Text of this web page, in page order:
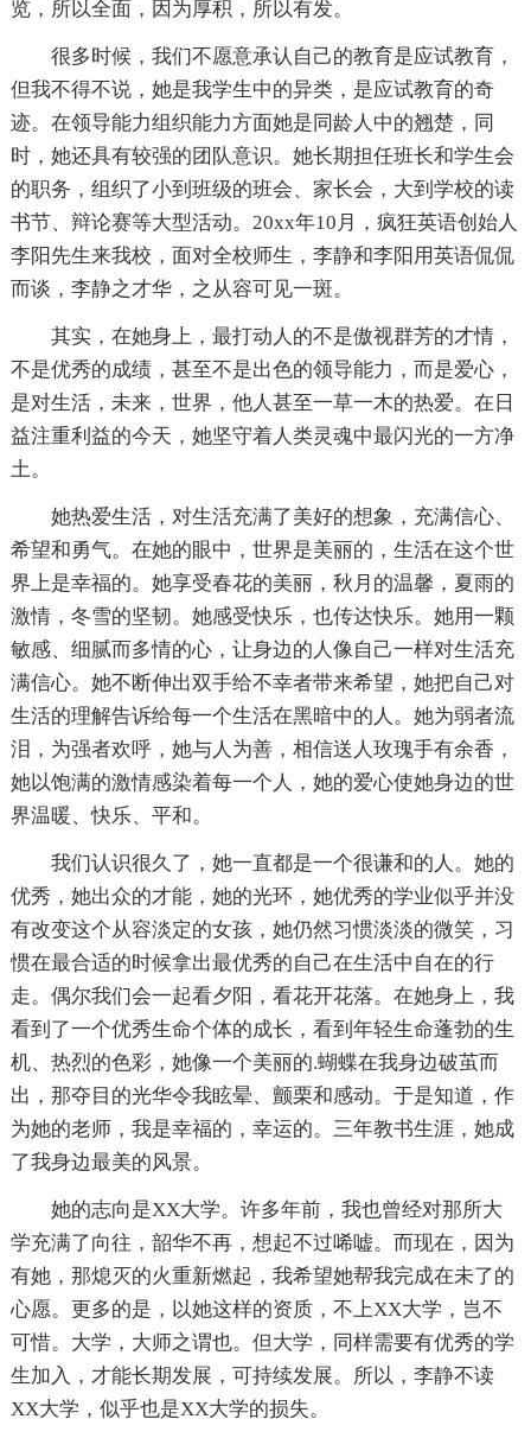
览，所以全面，因为厚积，所以有发。
很多时候，我们不愿意承认自己的教育是应试教育，
但我不得不说，她是我学生中的异类，是应试教育的奇
迹。在领导能力组织能力方面她是同龄人中的翘楚，同
时，她还具有较强的团队意识。她长期担任班长和学生会
的职务，组织了小到班级的班会、家长会，大到学校的读
书节、辩论赛等大型活动。20xx年10月，疯狂英语创始人
李阳先生来我校，面对全校师生，李静和李阳用英语侃侃
而谈，李静之才华，之从容可见一斑。
其实，在她身上，最打动人的不是傲视群芳的才情，
不是优秀的成绩，甚至不是出色的领导能力，而是爱心，
是对生活，未来，世界，他人甚至一草一木的热爱。在日
益注重利益的今天，她坚守着人类灵魂中最闪光的一方净
土。
她热爱生活，对生活充满了美好的想象，充满信心、
希望和勇气。在她的眼中，世界是美丽的，生活在这个世
界上是幸福的。她享受春花的美丽，秋月的温馨，夏雨的
激情，冬雪的坚韧。她感受快乐，也传达快乐。她用一颗
敏感、细腻而多情的心，让身边的人像自己一样对生活充
满信心。她不断伸出双手给不幸者带来希望，她把自己对
生活的理解告诉给每一个生活在黑暗中的人。她为弱者流
泪，为强者欢呼，她与人为善，相信送人玫瑰手有余香，
她以饱满的激情感染着每一个人，她的爱心使她身边的世
界温暖、快乐、平和。
我们认识很久了，她一直都是一个很谦和的人。她的
优秀，她出众的才能，她的光环，她优秀的学业似乎并没
有改变这个从容淡定的女孩，她仍然习惯淡淡的微笑，习
惯在最合适的时候拿出最优秀的自己在生活中自在的行
走。偶尔我们会一起看夕阳，看花开花落。在她身上，我
看到了一个优秀生命个体的成长，看到年轻生命蓬勃的生
机、热烈的色彩，她像一个美丽的.蝴蝶在我身边破茧而
出，那夺目的光华令我眩晕、颤栗和感动。于是知道，作
为她的老师，我是幸福的，幸运的。三年教书生涯，她成
了我身边最美的风景。
她的志向是XX大学。许多年前，我也曾经对那所大
学充满了向往，韶华不再，想起不过唏嘘。而现在，因为
有她，那熄灭的火重新燃起，我希望她帮我完成在未了的
心愿。更多的是，以她这样的资质，不上XX大学，岂不
可惜。大学，大师之谓也。但大学，同样需要有优秀的学
生加入，才能长期发展，可持续发展。所以，李静不读
XX大学，似乎也是XX大学的损失。